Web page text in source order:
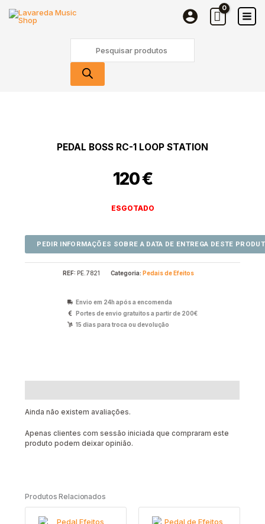
search
PEDAL BOSS RC-1 LOOP STATION
120€
ESGOTADO
REF: PE.7821 Categoria: Pedais de Efeitos
Envio em 24h após a encomenda
Portes de envio gratuitos a partir de 200€
15 dias para troca ou devolução
Ainda não existem avaliações.
Apenas clientes com sessão iniciada que compraram este
produto podem deixar opinião.
Produtos Relacionados